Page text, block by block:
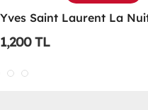
1,200 TL